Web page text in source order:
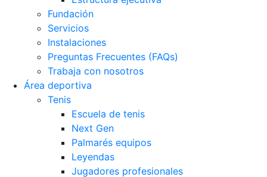
Fundación
Servicios
Instalaciones
Preguntas Frecuentes (FAQs)
Trabaja con nosotros
Área deportiva
Tenis
Escuela de tenis
Next Gen
Palmarés equipos
Leyendas
Jugadores profesionales